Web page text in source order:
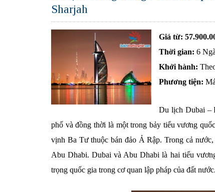
Sharjah
Giá từ:
Thời gian: 6
Khởi hành:
Phương tiện:
Du lịch Dubai –
phố và đồng thời là một trong bảy tiểu vương
vịnh Ba Tư thuộc bán đảo Ả Rập. Trong cả
Abu Dhabi. Dubai và Abu Dhabi là hai tiểu
trọng quốc gia trong cơ quan lập pháp của đất nước.